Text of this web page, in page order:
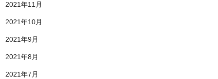
2021年11月
2021年10月
2021年9月
2021年8月
2021年7月